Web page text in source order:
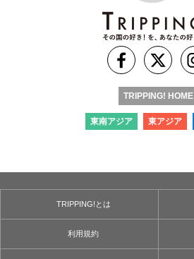
TRIPPING! HOME
東南アジア 東アジア
TRIPPING!とは
利用規約